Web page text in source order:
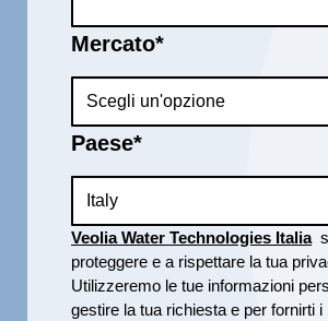
Mercato*
Paese*
Veolia Water Technologies Italiasi
proteggere e a rispettare la tua
Utilizzeremo le tue informazioni
gestire la tua richiesta e per fornirti i